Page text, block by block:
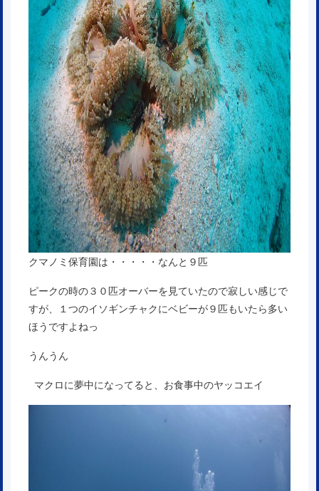
クマノミ保育園は・・・・・なんと９匹
ピークの時の３０匹オーバーを見ていたので寂しい感じで
すが、１つのイソギンチャクにベビーが９匹もいたら多い
ほうですよねっ
うんうん
マクロに夢中になってると、お食事中のヤッコエイ